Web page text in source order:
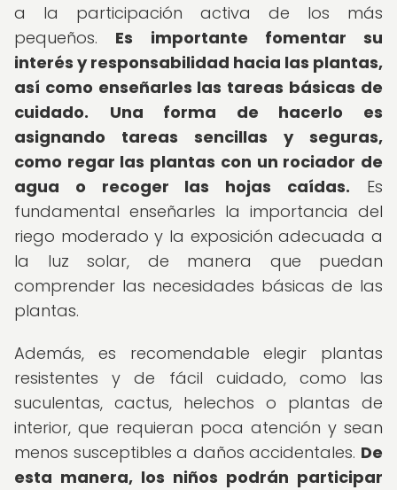
a la participación activa de los más
pequeños. Es importante fomentar su
interés y responsabilidad hacia las plantas,
así como enseñarles las tareas básicas de
cuidado.
Una forma de hacerlo es
asignando tareas sencillas y seguras,
como regar las plantas con un rociador de
agua o recoger las hojas caídas. Es
fundamental enseñarles la importancia del
riego moderado y la exposición adecuada a
la luz solar, de manera que puedan
comprender las necesidades básicas de las
plantas.
Además, es recomendable elegir plantas
resistentes y de fácil cuidado, como las
suculentas, cactus, helechos o plantas de
interior, que requieran poca atención y sean
menos susceptibles a daños accidentales. De
esta manera, los niños podrán participar